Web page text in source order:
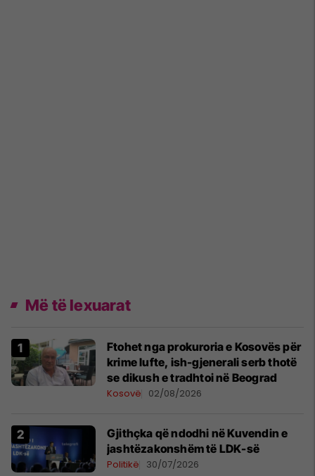
Më të lexuarat
Ftohet nga prokuroria e Kosovës për
krime lufte, ish-gjenerali serb thotë
se dikush e tradhtoi në Beograd
Kosovë 02/08/2026
Gjithçka që ndodhi në Kuvendin e
jashtëzakonshëm të LDK-së
Politikë 30/07/2026